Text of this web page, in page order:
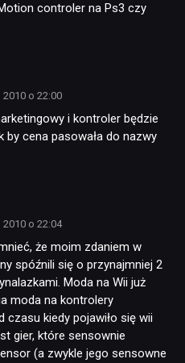
controler na Ps3 czy
o 22:00
i kontroler będzie
by cena pasowała do nazwy
o 22:04
że moim zdaniem w
spóźnili się o przynajmniej 2
Moda na Wii już
moda na kontrolery
czasu kiedy pojawiło się wii
gier, które sensownie
(a zwykle jego sensowne